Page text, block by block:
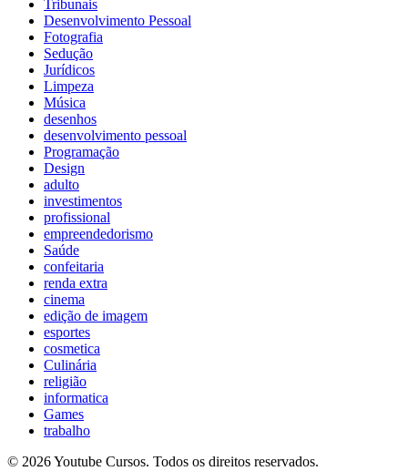
Tribunais
Desenvolvimento Pessoal
Fotografia
Sedução
Jurídicos
Limpeza
Música
desenhos
desenvolvimento pessoal
Programação
Design
adulto
investimentos
profissional
empreendedorismo
Saúde
confeitaria
renda extra
cinema
edição de imagem
esportes
cosmetica
Culinária
religião
informatica
Games
trabalho
© 2026 Youtube Cursos. Todos os direitos reservados.